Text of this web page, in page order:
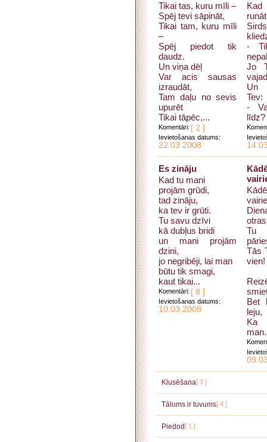
Tikai tas, kuru mīli –
Spēj tevi sāpināt,
Tikai tam, kuru mīli
–
Spēj piedot tik
daudz.
Un viņa dēļ
Var acis sausas
izraudāt,
Tam daļu no sevis
upurēt
Tikai tāpēc,...
Komentāri: [ 2 ]
Ievietošanas datums:
22.03.2008
-
Jo
Un
Tev:
-
līdz?
Es zināju
Kad tu mani
projām grūdi,
tad zināju,
ka tev ir grūti.
Tu savu dzīvi
kā dubļus bridi
un mani projām
dzini,
jo negribēji, lai man
būtu tik smagi,
kaut tikai...
Komentāri: [ 8 ]
Ievietošanas datums:
10.03.2008
Tu
Tās
vien!
Bet
leju,
Ka
Klusēšana[ 3 ]
Tālums ir tuvums[ 4 ]
Piedod[ 1 ]